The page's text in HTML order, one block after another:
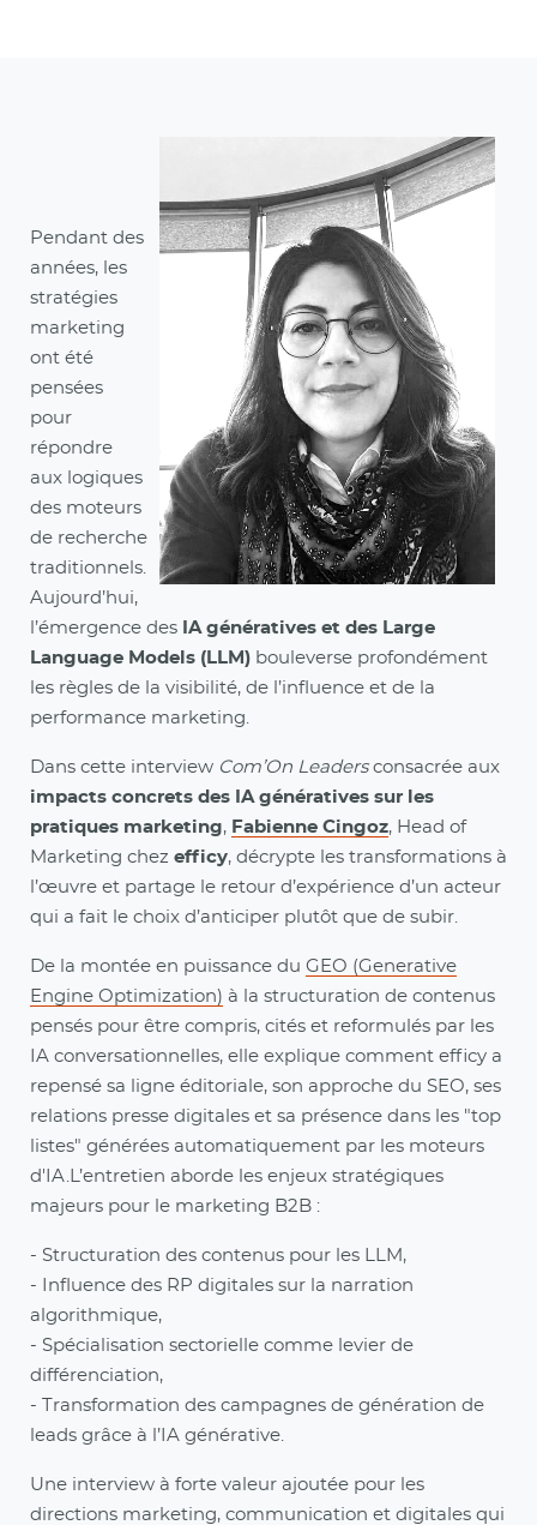
Pendant des
années, les
stratégies
marketing
ont été
pensées
pour
répondre
aux logiques
des moteurs
de recherche
traditionnels.
Aujourd’hui,
l’émergence des IA génératives et des Large
Language Models (LLM) bouleverse profondément
les règles de la visibilité, de l’influence et de la
performance marketing.
Dans cette interview Com’On Leadersconsacrée aux
impacts concrets des IA génératives sur les
pratiques marketing, Fabienne Cingoz, Head of
Marketing chez efficy, décrypte les transformations à
l’œuvre et partage le retour d’expérience d’un acteur
qui a fait le choix d’anticiper plutôt que de subir.
De la montée en puissance du GEO (Generative
Engine Optimization) à la structuration de contenus
pensés pour être compris, cités et reformulés par les
IA conversationnelles, elle explique comment efficy a
repensé sa ligne éditoriale, son approche du SEO, ses
relations presse digitales et sa présence dans les "top
listes" générées automatiquement par les moteurs
d'IA.L’entretien aborde les enjeux stratégiques
majeurs pour le marketing B2B :
- Structuration des contenus pour les LLM,
- Influence des RP digitales sur la narration
algorithmique,
- Spécialisation sectorielle comme levier de
différenciation,
- Transformation des campagnes de génération de
leads grâce à l’IA générative.
Une interview à forte valeur ajoutée pour les
directions marketing, communication et digitales qui